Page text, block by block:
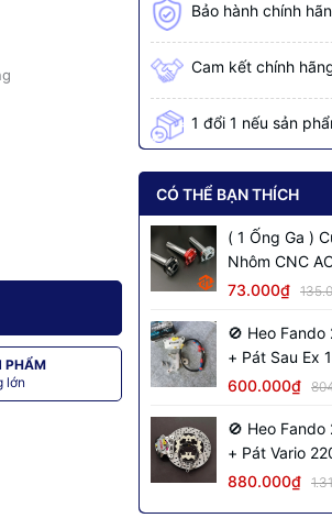
PHẨM
lớn
Bảo hành chính
Cam kết chính
1 đổi 1 nếu sản
CÓ THỂ BẠN THÍCH
( 1 Ống Ga )
Nhôm CNC
73.000₫
🚫 Heo Fando
+ Pát Sau Ex
Đen + 2 Ốc
600.000₫
🚫 Heo Fando
+ Pát Vario
NVM S2 +
880.000₫